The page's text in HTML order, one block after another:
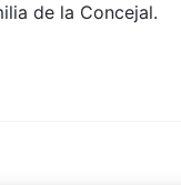
de la Concejal.